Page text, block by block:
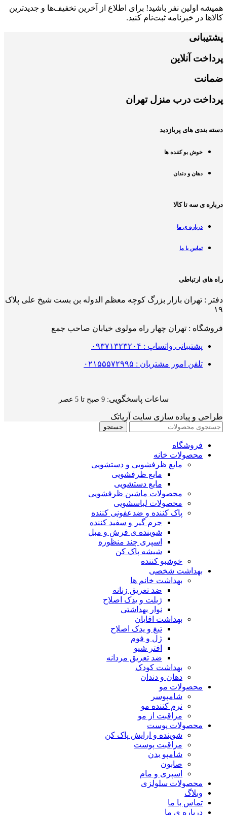
همیشه اولین نفر باشید! برای اطلاع از آخرین تخفیف‌ها و جدیدترین
کالاها در خبرنامه ثبت‌نام کنید.
پشتیبانی
پرداخت آنلاین
ضمانت
پرداخت درب منزل تهران
دسته بندی های پربازدید
خوش بو کننده ها
دهان و دندان
درباره ی سه تا کالا
درباره ی ما
تماس با ما
راه های ارتباطی
دفتر : تهران بازار بزرگ کوچه معظم الدوله بن بست شیخ علی پلاک
۱۹
فروشگاه : تهران چهار راه مولوی خیابان صاحب جمع
پشتیبانی واتساپ : ۰۹۳۷۱۳۲۳۲۰۴
تلفن امور مشتریان : ۰۲۱۵۵۵۷۲۹۹۵
ساعات پاسخگویی: 9 صبح تا 5 عصر
طراحی و پیاده سازی سایت آریاتک
جستجو
فروشگاه
محصولات خانه
مایع ظرفشویی و دستشویی
مایع ظرفشویی
مایع دستشویی
محصولات ماشین ظرفشویی
محصولات لباسشویی
پاک کننده و ضدعفونی کننده
جرم گیر و سفید کننده
شوینده ی فرش و مبل
اسپری چند منظوره
شیشه پاک کن
خوشبو کننده
بهداشت شخصی
بهداشت خانم ها
ضد تعریق زنانه
ژیلت و یدک اصلاح
نوار بهداشتی
بهداشت اقایان
تیغ و یدک اصلاح
ژل و فوم
افتر شیو
ضد تعریق مردانه
بهداشت کودک
دهان و دندان
محصولات مو
شامپوسر
نرم کننده مو
مراقبت از مو
محصولات پوست
شوینده و ارایش پاک کن
مراقبت پوست
شامپو بدن
صابون
اسپری و مام
محصولات سلولزی
وبلاگ
تماس با ما
درباره ی ما